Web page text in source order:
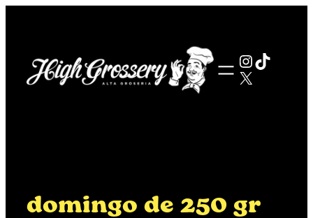
TikTok
X
domingo de 250 gr